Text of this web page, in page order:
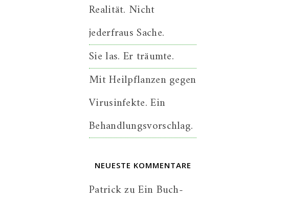
Realität. Nicht
jederfraus Sache.
Sie las. Er träumte.
Mit Heilpflanzen gegen
Virusinfekte. Ein
Behandlungsvorschlag.
NEUESTE KOMMENTARE
PatrickzuEin Buch-